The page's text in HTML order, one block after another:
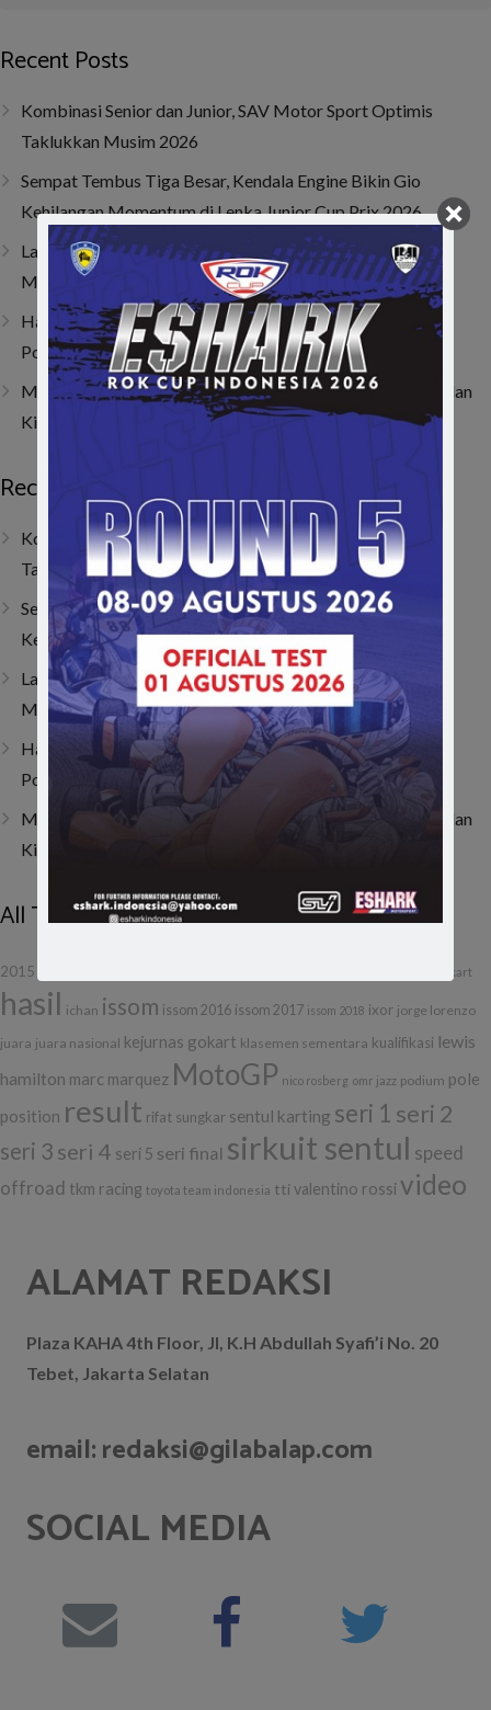
Recent Posts
Kombinasi Senior dan Junior, SAV Motor Sport Optimis
Taklukkan Musim 2026
Sempat Tembus Tiga Besar, Kendala Engine Bikin Gio
Kehilangan Momentum di Lenka Junior Cup Prix 2026
Last Corner Overtake! Muhammad FA Wibowo Kibarkan
Merah Putih di Italia
Hanya Butuh 4 Lap! Muhammad FA Wibowo Bangkit dari
Posisi 19 dan Juarai ACI Karting 2026 Round 4
Muhammad FA Wibowo di Viterbo, Bangkit dari Insiden dan
Kini Bertahan di 10 Besar Klasemen
Recent Posts
Kombinasi Senior dan Junior, SAV Motor Sport Optimis
Taklukkan Musim 2026
Sempat Tembus Tiga Besar, Kendala Engine Bikin Gio
Kehilangan Momentum di Lenka Junior Cup Prix 2026
Last Corner Overtake! Muhammad FA Wibowo Kibarkan
Merah Putih di Italia
Hanya Butuh 4 Lap! Muhammad FA Wibowo Bangkit dari
Posisi 19 dan Juarai ACI Karting 2026 Round 4
Muhammad FA Wibowo di Viterbo, Bangkit dari Insiden dan
Kini Bertahan di 10 Besar Klasemen
All Tags
2015 gokart
hasil ichan issom issom 2016 issom 2017 issom 2018 ixor jorge lorenzo
juara juara nasional kejurnas gokart klasemen sementara kualifikasi lewis
hamilton marc marquez MotoGP nico rosberg omr jazz podium pole
position result rifat sungkar sentul karting seri 1 seri 2
seri 3 seri 4 seri 5 seri final sirkuit sentul speed
offroad tkm racing toyota team indonesia tti valentino rossi video
ALAMAT REDAKSI
Plaza KAHA 4th Floor, Jl, K.H Abdullah Syafi’i No. 20
Tebet, Jakarta Selatan
email: redaksi@gilabalap.com
SOCIAL MEDIA